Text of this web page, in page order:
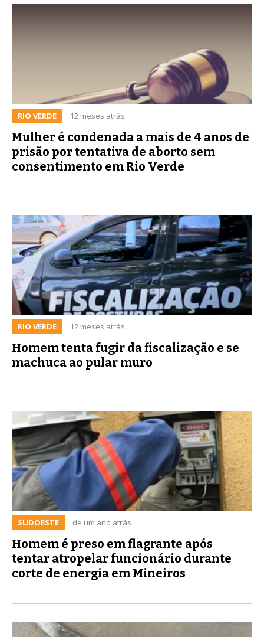
RIO VERDE 12 meses atrás
Mulher é condenada a mais de 4 anos de
prisão por tentativa de aborto sem
consentimento em Rio Verde
RIO VERDE 12 meses atrás
Homem tenta fugir da fiscalização e se
machuca ao pular muro
SUDOESTE de um ano atrás
Homem é preso em flagrante após
tentar atropelar funcionário durante
corte de energia em Mineiros